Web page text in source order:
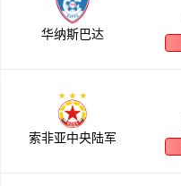
华纳斯巴达
索非亚中央陆军